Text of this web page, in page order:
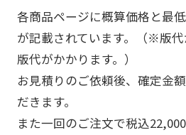
各商品ページに概算価格と最
が記載されています。（※版
版代がかかります。）
お見積りのご依頼後、確定金
だきます。
また一回のご注文で税込